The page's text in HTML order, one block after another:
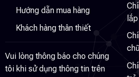
Hướng dẫn mua hàng
Khách hàng thân thiết
Vui lòng thông báo cho chúng
tôi khi sử dụng thông tin trên